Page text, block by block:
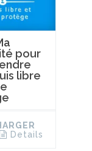
pour
libre
Details